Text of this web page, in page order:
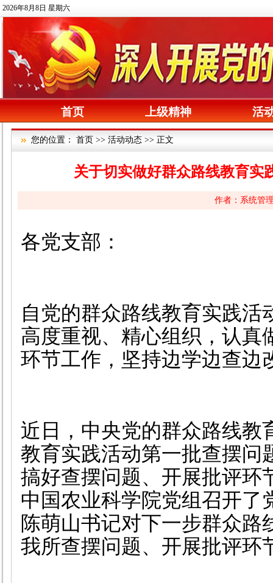
2026年8月8日 星期六
首页 上级精神 活
您的位置： 首页 >> 活动动态 >> 正文
关于切实做好群众路线教育实
作者：系统管
各党支部：
自党的群众路线教育实践
高度重视、精心组织，认真
环节工作，坚持边学边查边
近日，中央党的群众路线教
教育实践活动第一批查摆问
搞好查摆问题、开展批评环
中国农业科学院党组召开了
陈萌山书记对下一步群众
我所查摆问题、开展批评环